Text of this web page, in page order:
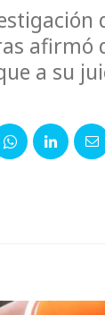
afirmó
a su